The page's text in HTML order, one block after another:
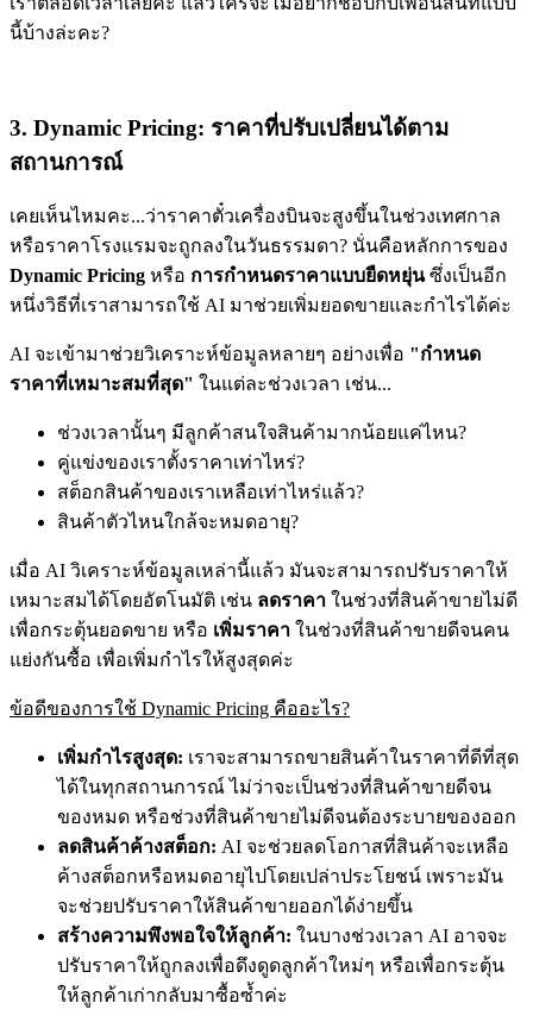
นี้บ้างล่ะคะ?
3. Dynamic Pricing: ราคาที่ปรับเปลี่ยนได้ตาม
สถานการณ์
เคยเห็นไหมคะ...ว่าราคาตั๋วเครื่องบินจะสูงขึ้นในช่วงเทศกาล
หรือราคาโรงแรมจะถูกลงในวันธรรมดา? นั่นคือหลักการของ
Dynamic Pricing หรือ การกำหนดราคาแบบยืดหยุ่นซึ่งเป็นอีก
หนึ่งวิธีที่เราสามารถใช้ AI มาช่วยเพิ่มยอดขายและกำไรได้ค่ะ
AI จะเข้ามาช่วยวิเคราะห์ข้อมูลหลายๆ อย่างเพื่อ "กำหนด
ราคาที่เหมาะสมที่สุด" ในแต่ละช่วงเวลา เช่น...
ช่วงเวลานั้นๆ มีลูกค้าสนใจสินค้ามากน้อยแค่ไหน?
คู่แข่งของเราตั้งราคาเท่าไหร่?
สต็อกสินค้าของเราเหลือเท่าไหร่แล้ว?
สินค้าตัวไหนใกล้จะหมดอายุ?
เมื่อ AI วิเคราะห์ข้อมูลเหล่านี้แล้ว มันจะสามารถปรับราคาให้
เหมาะสมได้โดยอัตโนมัติ เช่น ลดราคา ในช่วงที่สินค้าขายไม่ดี
เพื่อกระตุ้นยอดขาย หรือ เพิ่มราคา ในช่วงที่สินค้าขายดีจนคน
แย่งกันซื้อ เพื่อเพิ่มกำไรให้สูงสุดค่ะ
ข้อดีของการใช้ Dynamic Pricing คืออะไร?
เพิ่มกำไรสูงสุด: เราจะสามารถขายสินค้าในราคาที่ดีที่สุด
ได้ในทุกสถานการณ์ ไม่ว่าจะเป็นช่วงที่สินค้าขายดีจน
ของหมด หรือช่วงที่สินค้าขายไม่ดีจนต้องระบายของออก
ลดสินค้าค้างสต็อก: AI จะช่วยลดโอกาสที่สินค้าจะเหลือ
ค้างสต็อกหรือหมดอายุไปโดยเปล่าประโยชน์ เพราะมัน
จะช่วยปรับราคาให้สินค้าขายออกได้ง่ายขึ้น
สร้างความพึงพอใจให้ลูกค้า: ในบางช่วงเวลา AI อาจจะ
ปรับราคาให้ถูกลงเพื่อดึงดูดลูกค้าใหม่ๆ หรือเพื่อกระตุ้น
ให้ลูกค้าเก่ากลับมาซื้อซ้ำค่ะ